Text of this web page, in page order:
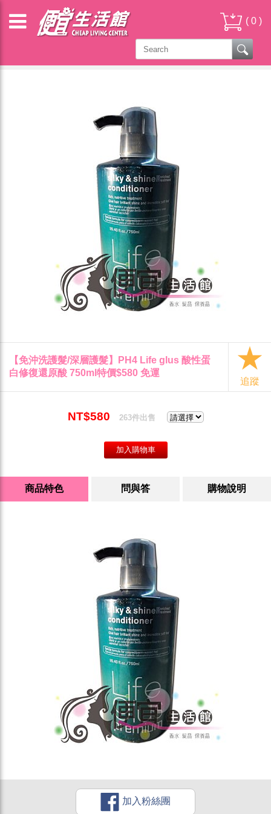
( 0 )
其它 OTHER PRODUCTS
【免沖洗護髮/深層護髮】PH4 Life glus 酸性蛋
白修復還原酸 750ml特價$580 免運
追蹤
NT$580 263件出售
商品特色 問與答 購物說明
加入粉絲團